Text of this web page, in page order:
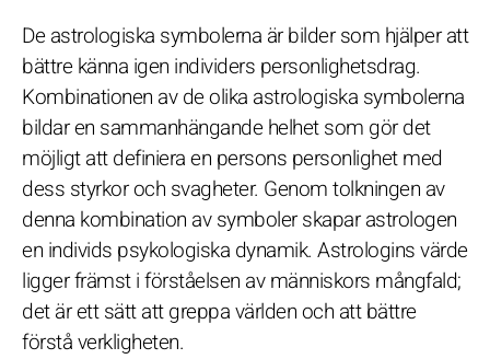
De astrologiska symbolerna är bilder som hjälper att
bättre känna igen individers personlighetsdrag.
Kombinationen av de olika astrologiska symbolerna
bildar en sammanhängande helhet som gör det
möjligt att definiera en persons personlighet med
dess styrkor och svagheter. Genom tolkningen av
denna kombination av symboler skapar astrologen
en individs psykologiska dynamik. Astrologins värde
ligger främst i förståelsen av människors mångfald;
det är ett sätt att greppa världen och att bättre
förstå verkligheten.